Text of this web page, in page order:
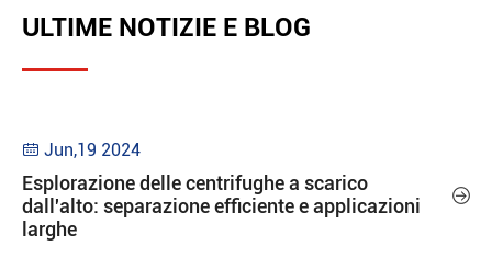
ULTIME NOTIZIE E BLOG
 Jun,19 2024
Esplorazione delle centrifughe a scarico
dall'alto: separazione efficiente e applicazioni
larghe
